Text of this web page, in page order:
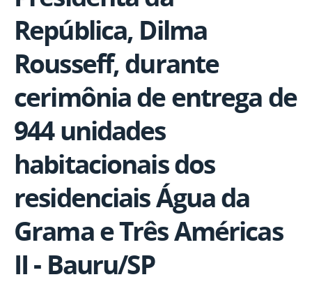
República, Dilma
Rousseff, durante
cerimônia de entrega de
944 unidades
habitacionais dos
residenciais Água da
Grama e Três Américas
II - Bauru/SP